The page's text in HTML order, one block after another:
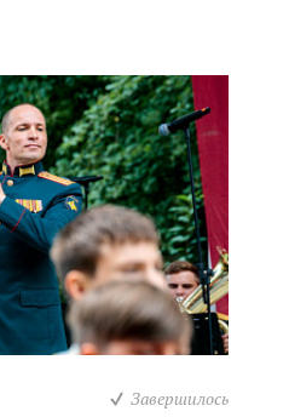
Завершилось